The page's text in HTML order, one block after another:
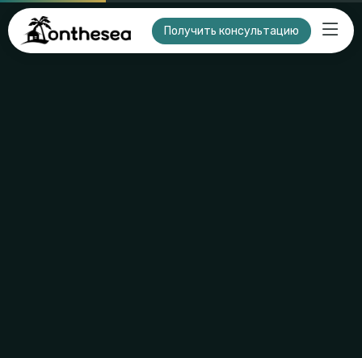
Получить консультацию